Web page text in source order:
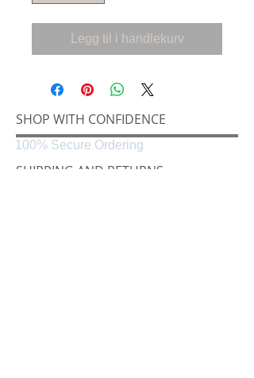
Legg til i handlekurv
SHOP WITH CONFIDENCE
SHIPPING AND RETURNS
100% Secure Ordering